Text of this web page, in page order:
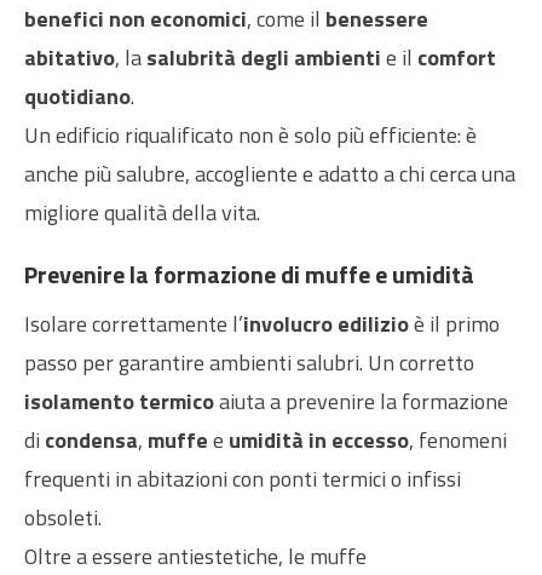
benefici non economici, come il benessere
abitativo, lasalubrità degli ambientie il comfort
quotidiano.
Un edificio riqualificato non è solo più efficiente: è
anche più salubre, accogliente e adatto a chi cerca una
migliore qualità della vita.
Prevenire la formazione di muffe e umidità
Isolare correttamente l’involucro edilizioè il primo
passo per garantire ambienti salubri. Un corretto
isolamento termicoaiuta a prevenire la formazione
di condensa, muffee umidità in eccesso, fenomeni
frequenti in abitazioni con ponti termici o infissi
obsoleti.
Oltre a essere antiestetiche, le muffe